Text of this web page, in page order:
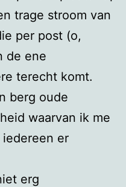
trage stroom van
per post (o,
de ene
terecht komt.
berg oude
waarvan ik me
er
erg